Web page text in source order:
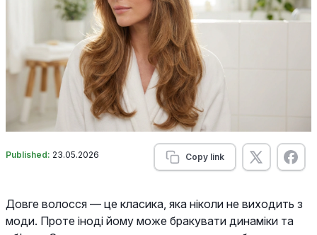
Published: 23.05.2026 Copy link
Довге волосся — це класика, яка ніколи не виходить з
моди. Проте іноді йому може бракувати динаміки та